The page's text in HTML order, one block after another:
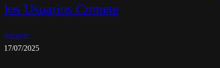
los Usuarios Comete
dacstyle
17/07/2025